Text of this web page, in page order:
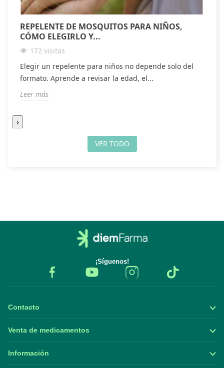
REPELENTE DE MOSQUITOS PARA NIÑOS,
CÓMO ELEGIRLO Y...
172 visitas
Elegir un repelente para niños no depende solo del
formato. Aprende a revisar la edad, el...
Leer más
›
VER TODO
¡Síguenos!
Contacto
Venta de medicamentos
Información